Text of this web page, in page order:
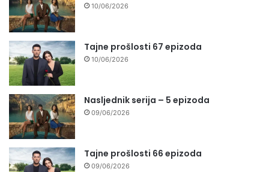
10/06/2026
Tajne prošlosti 67 epizoda
10/06/2026
Nasljednik serija – 5 epizoda
09/06/2026
Tajne prošlosti 66 epizoda
09/06/2026